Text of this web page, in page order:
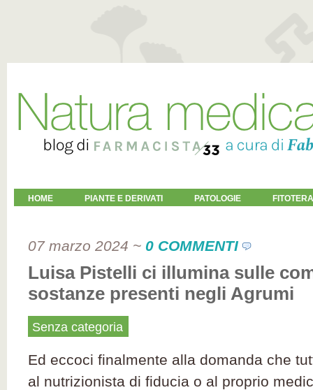
HOME PIANTE E DERIVATI PATOLOGIE
07 marzo 2024 ~ 0 COMMENTI
Luisa Pistelli ci illumina sulle
sostanze presenti negli Agrumi
Senza categoria
Ed eccoci finalmente alla domanda che
al nutrizionista di fiducia o al proprio